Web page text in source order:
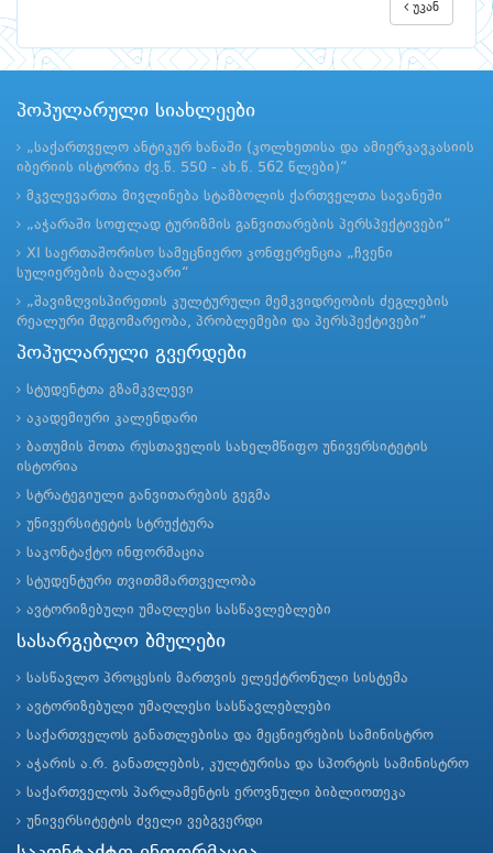
უკან
პოპულარული სიახლეები
„საქართველო ანტიკურ ხანაში (კოლხეთისა და ამიერკავკასიის
იბერიის ისტორია ძვ.წ. 550 - ახ.წ. 562 წლები)“
მკვლევართა მივლინება სტამბოლის ქართველთა სავანეში
„აჭარაში სოფლად ტურიზმის განვითარების პერსპექტივები“
XI საერთაშორისო სამეცნიერო კონფერენცია „ჩვენი
სულიერების ბალავარი“
„შავიზღვისპირეთის კულტურული მემკვიდრეობის ძეგლების
რეალური მდგომარეობა, პრობლემები და პერსპექტივები“
პოპულარული გვერდები
სტუდენტთა გზამკვლევი
აკადემიური კალენდარი
ბათუმის შოთა რუსთაველის სახელმწიფო უნივერსიტეტის
ისტორია
სტრატეგიული განვითარების გეგმა
უნივერსიტეტის სტრუქტურა
საკონტაქტო ინფორმაცია
სტუდენტური თვითმმართველობა
ავტორიზებული უმაღლესი სასწავლებლები
სასარგებლო ბმულები
სასწავლო პროცესის მართვის ელექტრონული სისტემა
ავტორიზებული უმაღლესი სასწავლებლები
საქართველოს განათლებისა და მეცნიერების სამინისტრო
აჭარის ა.რ. განათლების, კულტურისა და სპორტის სამინისტრო
საქართველოს პარლამენტის ეროვნული ბიბლიოთეკა
უნივერსიტეტის ძველი ვებგვერდი